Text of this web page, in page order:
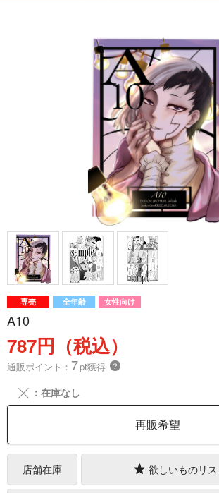
専売 全年齢 女性向け
A10
787円（税込）
通販ポイント： 7pt獲得 ？
╳ ：在庫なし
再販希望
店舗在庫 欲しいものリ